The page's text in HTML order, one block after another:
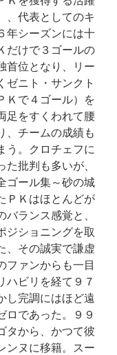
、代表としてのキ
年シーズンには十
だけで３ゴールの
首位となり、リー
ゼニト・サンクト
Ｋで４ゴール）を
足をすくわれて腰
、チームの成績も
う。クロチェフに
批判も多いが、
ゴール集～砂の城
ＰＫはほとんどが
ランス感覚と、
ジショニングを取
、その誠実で謙虚
ファンからも一目
ハビリを経て９７
し完調にはほど遠
ロであった。９９
タから、かつて彼
ンヌに移籍。スー